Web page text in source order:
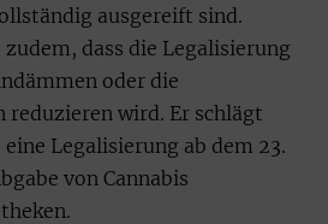
ausgereift sind.
dass die Legalisierung
oder die
reduzieren wird. Er schlägt
Legalisierung ab dem 23.
von Cannabis